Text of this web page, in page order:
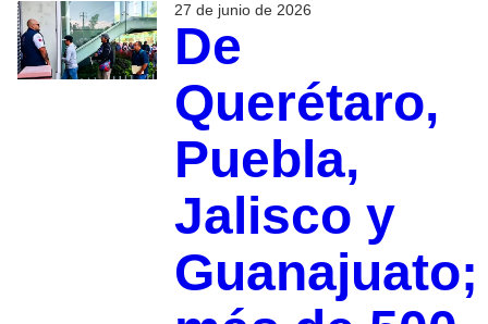
27 de junio de 2026
De
Querétaro,
Puebla,
Jalisco y
Guanajuato;